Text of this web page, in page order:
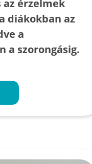
érzelmek
diákokban az
a
a szorongásig.